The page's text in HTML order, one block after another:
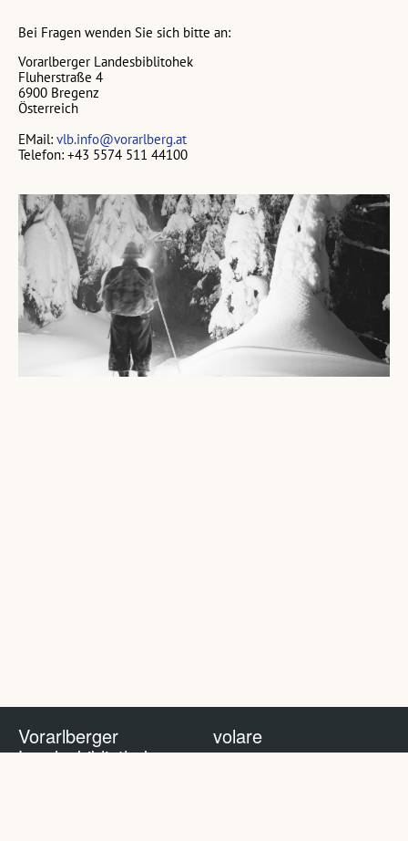
Bei Fragen wenden Sie sich bitte an:
Vorarlberger Landesbiblitohek
Fluherstraße 4
6900 Bregenz
Österreich
EMail: vlb.info@vorarlberg.at
Telefon: +43 5574 511 44100
Vorarlberger
Landesbibliothek
volare